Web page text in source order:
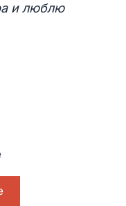
и люблю